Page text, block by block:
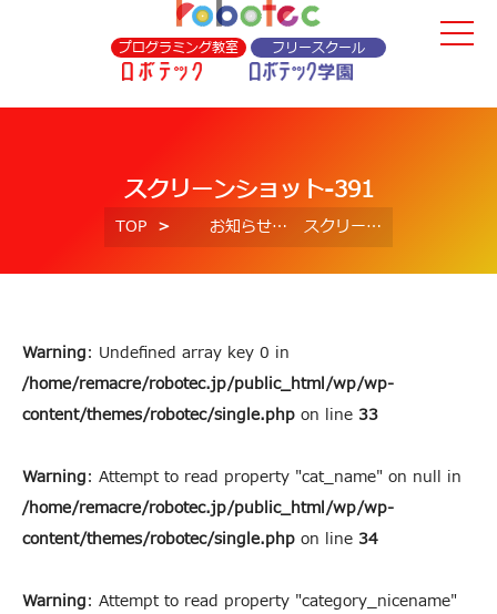
プログラミング教室 フリースクール
スクリーンショット-391
TOP お知らせ スクリーンショット-391
Warning: Undefined array key 0 in
/home/remacre/robotec.jp/public_html/wp/wp-
content/themes/robotec/single.php on line 33
Warning: Attempt to read property "cat_name" on null in
/home/remacre/robotec.jp/public_html/wp/wp-
content/themes/robotec/single.php on line 34
Warning: Attempt to read property "category_nicename"